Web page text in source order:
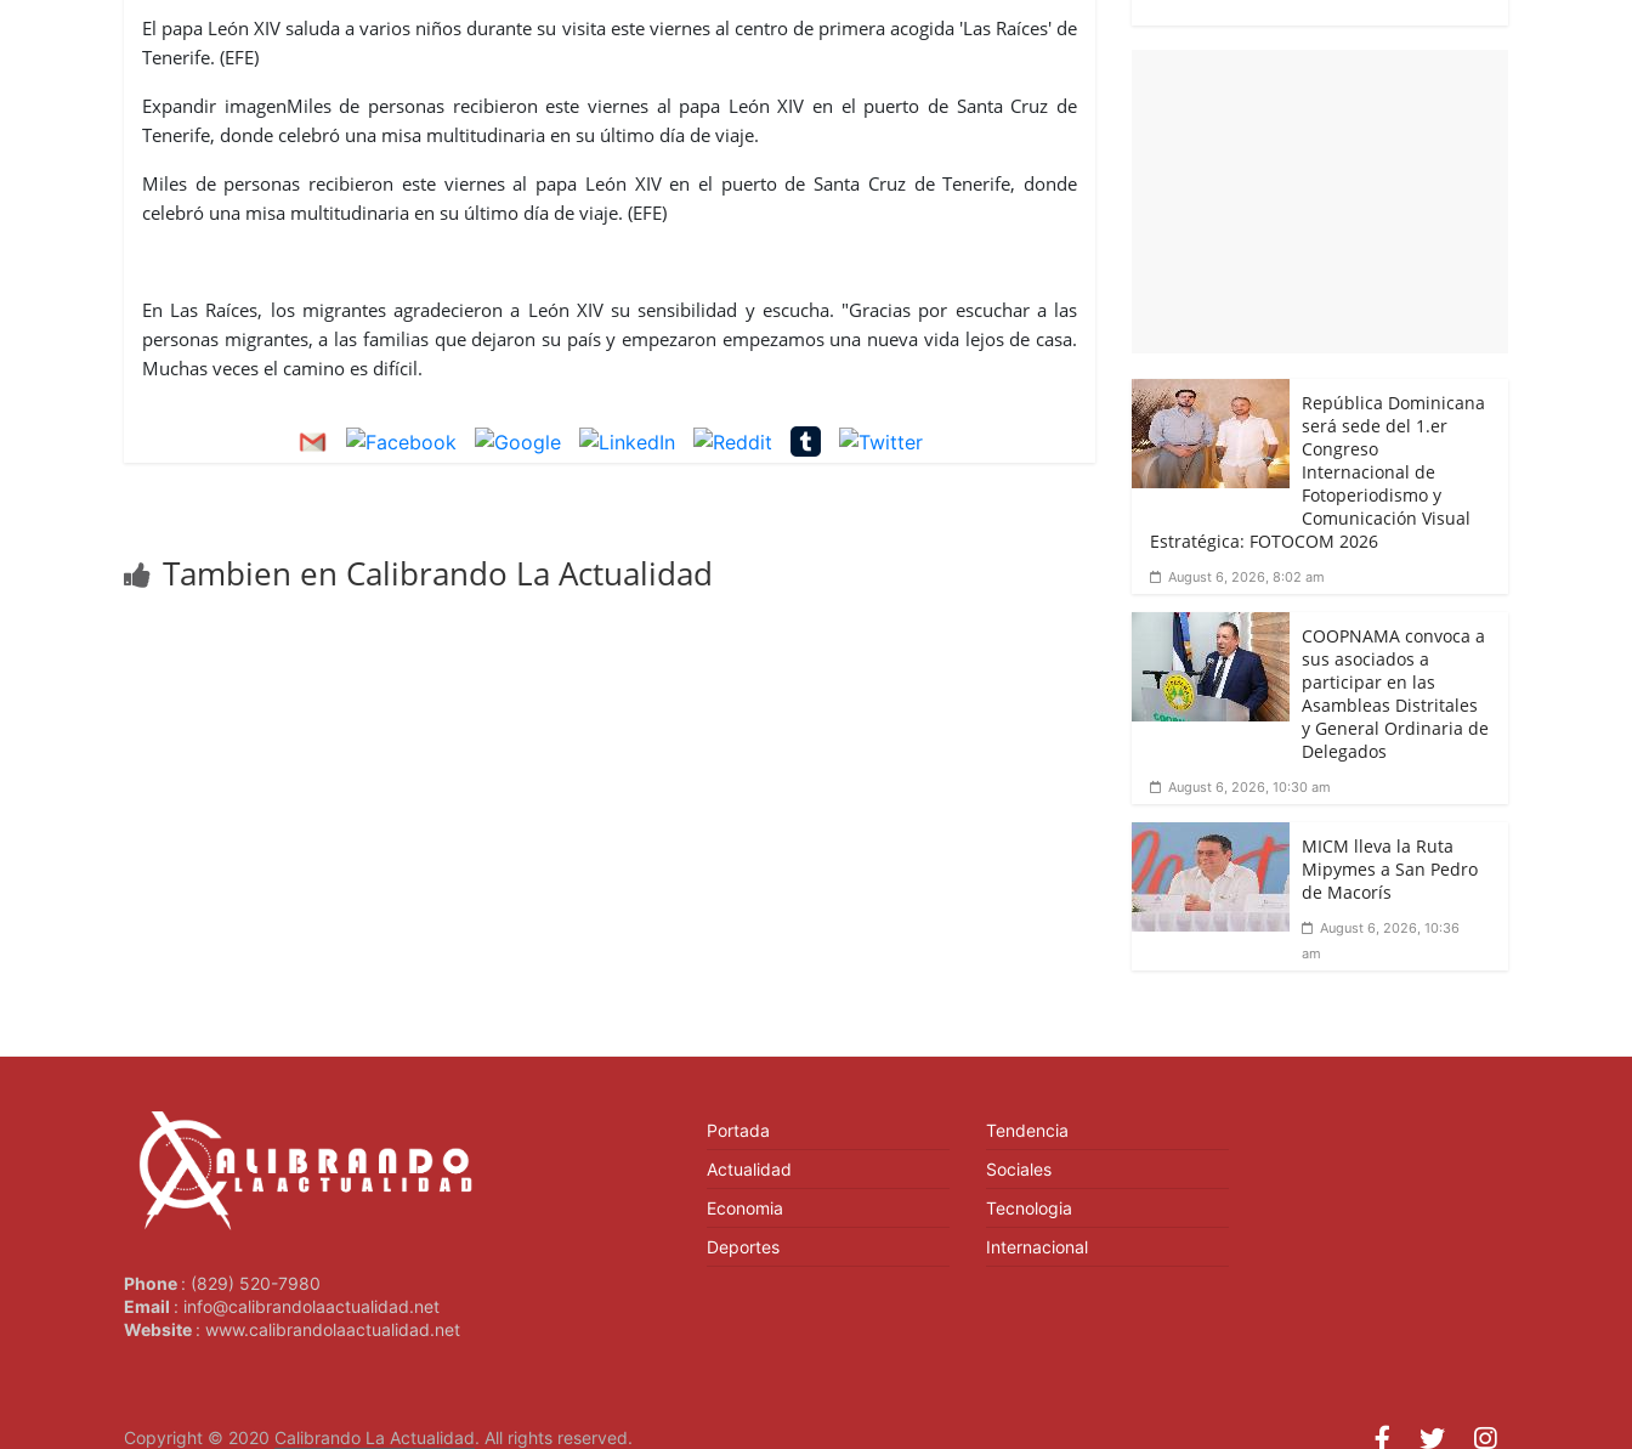
El papa León XIV saluda a varios niños durante su visita este viernes al centro de primera acogida 'Las Raíces' de
Tenerife. (EFE)
Expandir imagenMiles de personas recibieron este viernes al papa León XIV en el puerto de Santa Cruz de
Tenerife, donde celebró una misa multitudinaria en su último día de viaje.
Miles de personas recibieron este viernes al papa León XIV en el puerto de Santa Cruz de Tenerife, donde
celebró una misa multitudinaria en su último día de viaje. (EFE)
En Las Raíces, los migrantes agradecieron a León XIV su sensibilidad y escucha. "Gracias por escuchar a las
personas migrantes, a las familias que dejaron su país y empezaron empezamos una nueva vida lejos de casa.
Muchas veces el camino es difícil.
Tambien en Calibrando La Actualidad
República Dominicana
será sede del 1.er
Congreso
Internacional de
Fotoperiodismo y
Comunicación Visual
Estratégica: FOTOCOM 2026
August 6, 2026, 8:02 am
COOPNAMA convoca a
sus asociados a
participar en las
Asambleas Distritales
y General Ordinaria de
Delegados
August 6, 2026, 10:30 am
MICM lleva la Ruta
Mipymes a San Pedro
de Macorís
August 6, 2026, 10:36
am
Phone : (829) 520-7980
Email : info@calibrandolaactualidad.net
Website : www.calibrandolaactualidad.net
Portada
Actualidad
Economia
Deportes
Tendencia
Sociales
Tecnologia
Internacional
Copyright © 2020 Calibrando La Actualidad. All rights reserved.